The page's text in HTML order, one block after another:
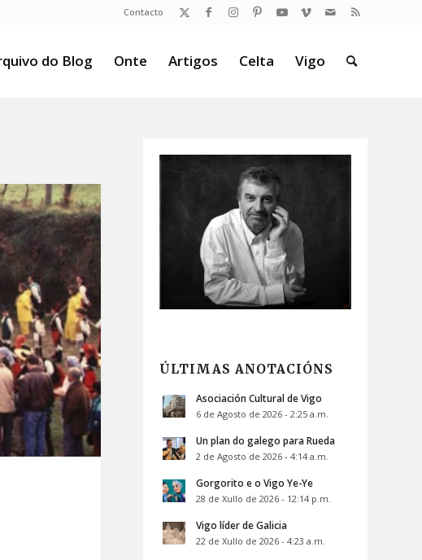
Contacto
do Blog Onte Artigos Celta Vigo
ÚLTIMAS ANOTACIÓNS
Asociación Cultural de Vigo
6 de Agosto de 2026 - 2:25 a.m.
Un plan do galego para Rueda
2 de Agosto de 2026 - 4:14 a.m.
Gorgorito e o Vigo Ye-Ye
28 de Xullo de 2026 - 12:14 p.m.
Vigo líder de Galicia
22 de Xullo de 2026 - 4:23 a.m.